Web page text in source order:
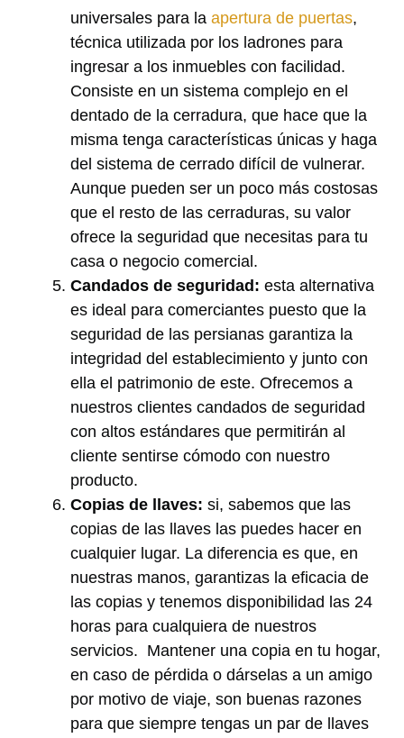
universales para la apertura de puertas,
técnica utilizada por los ladrones para
ingresar a los inmuebles con facilidad.
Consiste en un sistema complejo en el
dentado de la cerradura, que hace que la
misma tenga características únicas y haga
del sistema de cerrado difícil de vulnerar.
Aunque pueden ser un poco más costosas
que el resto de las cerraduras, su valor
ofrece la seguridad que necesitas para tu
casa o negocio comercial.
Candados de seguridad: esta alternativa
es ideal para comerciantes puesto que la
seguridad de las persianas garantiza la
integridad del establecimiento y junto con
ella el patrimonio de este. Ofrecemos a
nuestros clientes candados de seguridad
con altos estándares que permitirán al
cliente sentirse cómodo con nuestro
producto.
Copias de llaves: si, sabemos que las
copias de las llaves las puedes hacer en
cualquier lugar. La diferencia es que, en
nuestras manos, garantizas la eficacia de
las copias y tenemos disponibilidad las 24
horas para cualquiera de nuestros
servicios. Mantener una copia en tu hogar,
en caso de pérdida o dárselas a un amigo
por motivo de viaje, son buenas razones
para que siempre tengas un par de llaves